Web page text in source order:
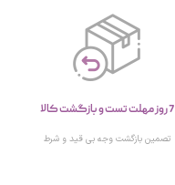
7 روز مهلت تست و بازگشت کالا
تصمین بازگشت وجه بی قید و شرط